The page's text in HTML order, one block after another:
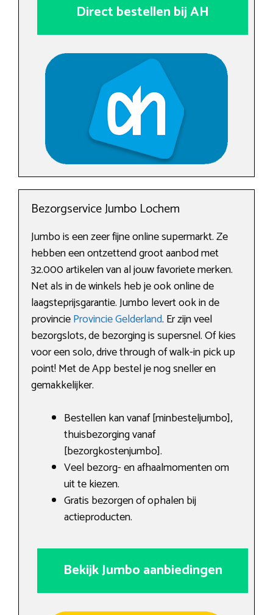
Direct bestellen bij AH
Bezorgservice Jumbo Lochem
Jumbo is een zeer fijne online supermarkt. Ze
hebben een ontzettend groot aanbod met
32.000 artikelen van al jouw favoriete merken.
Net als in de winkels heb je ook online de
laagsteprijsgarantie. Jumbo levert ook in de
provincieProvincie Gelderland. Er zijn veel
bezorgslots, de bezorging is supersnel. Of kies
voor een solo, drive through of walk-in pick up
point! Met de App bestel je nog sneller en
gemakkelijker.
Bestellen kan vanaf [minbesteljumbo],
thuisbezorging vanaf
[bezorgkostenjumbo].
Veel bezorg- en afhaalmomenten om
uit te kiezen.
Gratis bezorgen of ophalen bij
actieproducten.
Bekijk Jumbo aanbiedingen